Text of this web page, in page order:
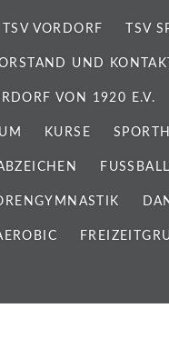
VORDORF TSV
UND
VON 1920 E.V.
KURSE
FUSSBALL